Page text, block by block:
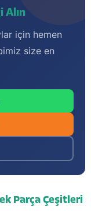
Alın
için hemen
size en
Parça Çeşitleri